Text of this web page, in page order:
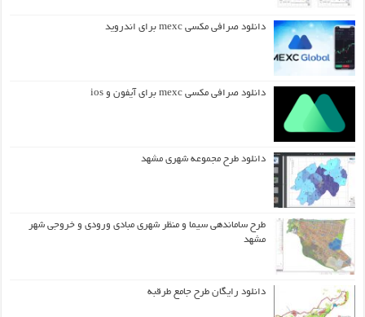
دانلود صرافی مکسی mexc برای اندروید
دانلود صرافی مکسی mexc برای آیفون و ios
دانلود طرح مجموعه شهری مشهد
طرح ساماندهی سیما و منظر شهری مبادی ورودی و خروجی شهر
مشهد
دانلود رایگان طرح جامع طرقبه